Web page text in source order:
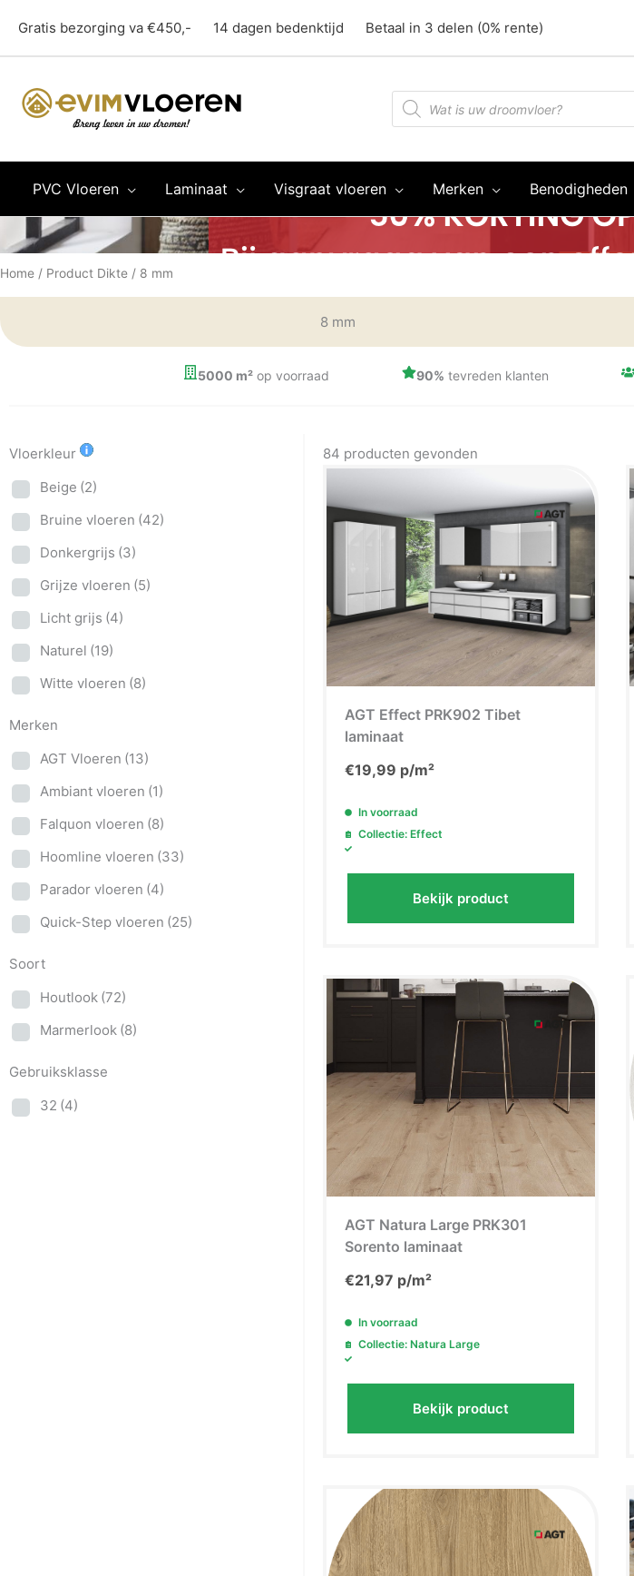
naar
de
Gratis bezorging va €450,- 14 dagen bedenktijd Betaal in 3 delen (0% rente)
Producten
zoeken
PVC Vloeren Laminaat Visgraat vloeren Merken Benodigheden
Home / Product Dikte / 8 mm
8 mm
5000 m²op voorraad 90% tevreden klanten
Vloerkleur
Beige (2)
Bruine vloeren (42)
Donkergrijs (3)
Grijze vloeren (5)
Licht grijs (4)
Naturel (19)
Witte vloeren (8)
Merken
AGT Vloeren (13)
Ambiant vloeren (1)
Falquon vloeren (8)
Hoomline vloeren (33)
Parador vloeren (4)
Quick-Step vloeren (25)
Soort
Houtlook (72)
Marmerlook (8)
Gebruiksklasse
32 (4)
84 producten gevonden
AGT Effect PRK902 Tibet
laminaat
€19,99 p/m²
In voorraad
Collectie: Effect
Bekijk product
AGT Natura Large PRK301
Sorento laminaat
€21,97 p/m²
In voorraad
Collectie: Natura Large
Bekijk product